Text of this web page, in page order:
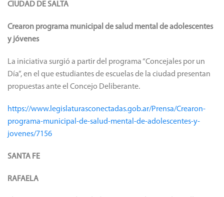
CIUDAD DE SALTA
Crearon programa municipal de salud mental de adolescentes
y jóvenes
La iniciativa surgió a partir del programa “Concejales por un
Día”, en el que estudiantes de escuelas de la ciudad presentan
propuestas ante el Concejo Deliberante.
https://www.legislaturasconectadas.gob.ar/Prensa/Crearon-
programa-municipal-de-salud-mental-de-adolescentes-y-
jovenes/7156
SANTA FE
RAFAELA